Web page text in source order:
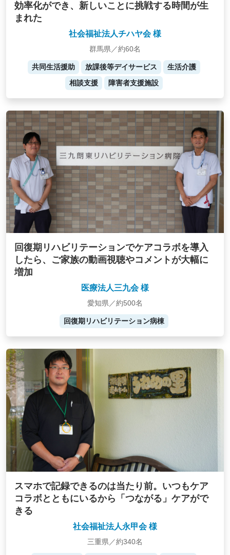
効率化ができ、新しいことに挑戦する時間が生
まれた
社会福祉法人チハヤ会 様
群馬県／約60名
共同生活援助 放課後等デイサービス
生活介護
相談支援
障害者支援施設
回復期リハビリテーションでケアコラボを導入
したら、ご家族の動画視聴やコメントが大幅に
増加
医療法人三九会 様
愛知県／約500名
回復期リハビリテーション病棟
スマホで記録できるのは当たり前。いつもケア
コラボとともにいるから「つながる」ケアがで
きる
社会福祉法人永甲会 様
三重県／約340名